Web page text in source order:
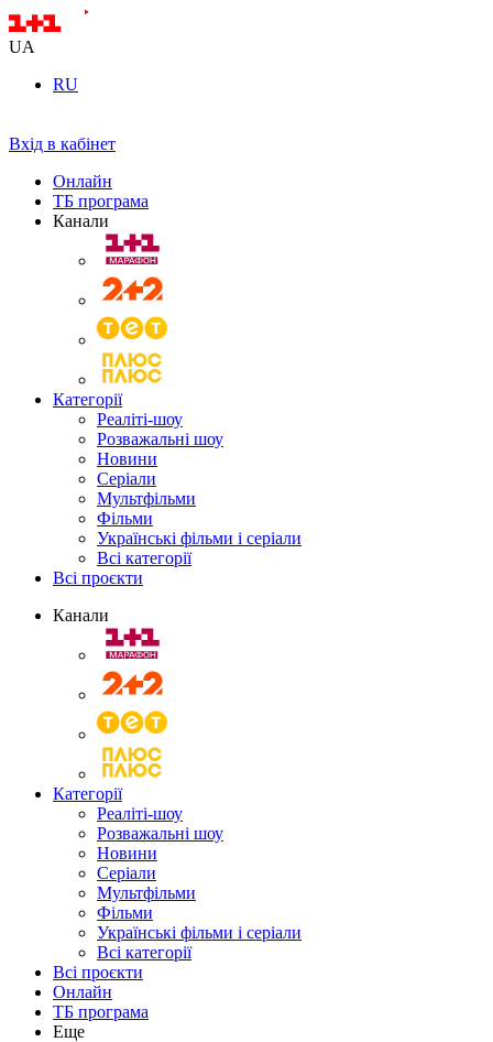
UA
RU
Вхід в кабінет
Онлайн
ТБ програма
Канали
Категорії
Реаліті-шоу
Розважальні шоу
Новини
Серіали
Мультфільми
Фільми
Українські фільми і серіали
Всі категорії
Всі проєкти
Канали
Категорії
Реаліті-шоу
Розважальні шоу
Новини
Серіали
Мультфільми
Фільми
Українські фільми і серіали
Всі категорії
Всі проєкти
Онлайн
ТБ програма
Еще